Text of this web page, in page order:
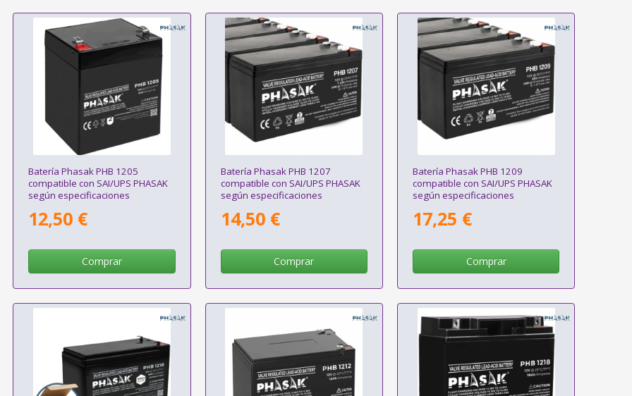
Batería Phasak PHB 1205
compatible con SAI/UPS PHASAK
según especificaciones
12,50 €
Comprar
Batería Phasak PHB 1207
compatible con SAI/UPS PHASAK
según especificaciones
14,50 €
Comprar
Batería Phasak PHB 1209
compatible con SAI/UPS PHASAK
según especificaciones
17,25 €
Comprar